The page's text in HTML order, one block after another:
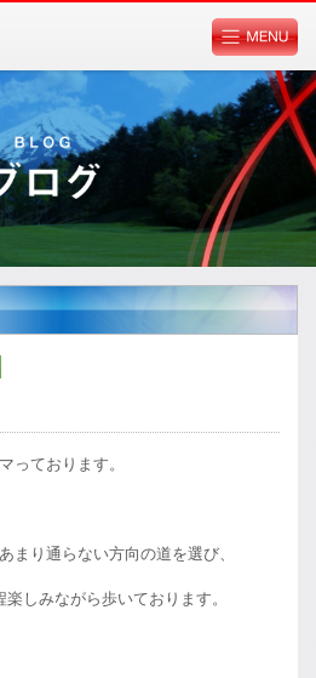
っております。
まり通らない方向の道を選び、
しみながら歩いております。